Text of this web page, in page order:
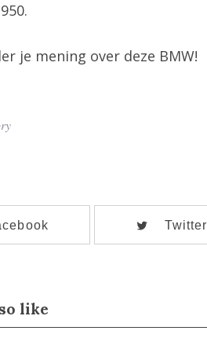
je mening over deze BMW!
Twitter
like
: